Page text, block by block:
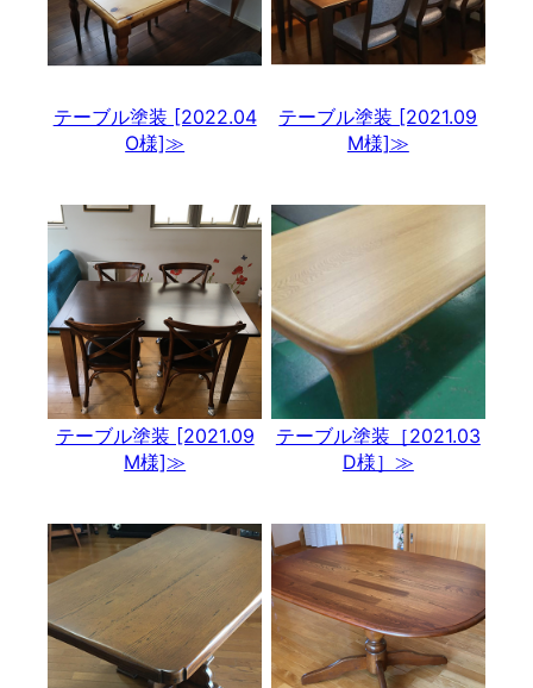
テーブル塗装 [2022.04
O様]≫
テーブル塗装 [2021.09
M様]≫
テーブル塗装 [2021.09
M様]≫
テーブル塗装［2021.03
D様］≫